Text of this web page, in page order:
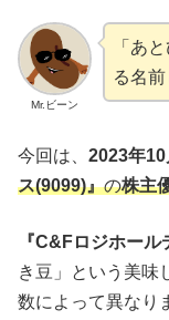
Mr.ビーン
「あ
る名前
今回は、 2023年10
ス(9099)』の株主
『C&Fロジホール
き豆」という美味
数によって異なり